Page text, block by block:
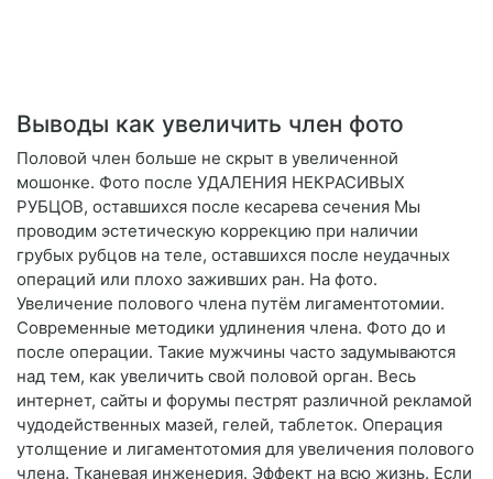
Выводы как увеличить член фото
Половой член больше не скрыт в увеличенной
мошонке. Фото после УДАЛЕНИЯ НЕКРАСИВЫХ
РУБЦОВ, оставшихся после кесарева сечения Мы
проводим эстетическую коррекцию при наличии
грубых рубцов на теле, оставшихся после неудачных
операций или плохо заживших ран. На фото.
Увеличение полового члена путём лигаментотомии.
Современные методики удлинения члена. Фото до и
после операции. Такие мужчины часто задумываются
над тем, как увеличить свой половой орган. Весь
интернет, сайты и форумы пестрят различной рекламой
чудодейственных мазей, гелей, таблеток. Операция
утолщение и лигаментотомия для увеличения полового
члена. Тканевая инженерия. Эффект на всю жизнь. Если